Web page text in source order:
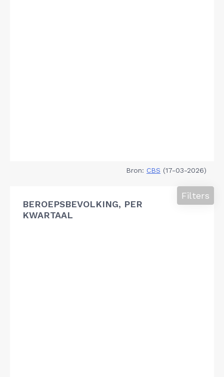
Bron: CBS (17-03-2026)
BEROEPSBEVOLKING, PER
KWARTAAL
Filters